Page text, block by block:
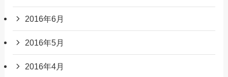
2016年6月
2016年5月
2016年4月